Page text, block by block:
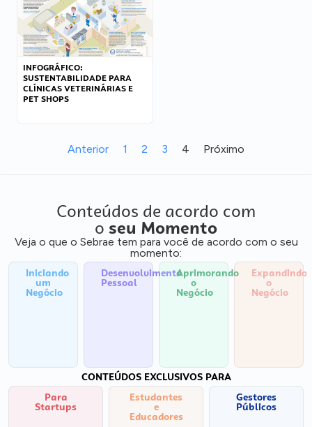
INFOGRÁFICO:
SUSTENTABILIDADE PARA
CLÍNICAS VETERINÁRIAS E
PET SHOPS
Anterior 1 2 3 4 Próximo
Conteúdos de acordo com
o seu Momento
Veja o que o Sebrae tem para você de acordo com o seu
momento:
Iniciando
um
Negócio
Desenvolvimento
Pessoal
Aprimorando
o
Negócio
Expandindo
o
Negócio
CONTEÚDOS EXCLUSIVOS PARA
Para
Startups
Estudantes
e
Educadores
Gestores
Públicos